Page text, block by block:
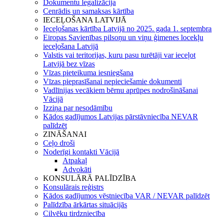
Dokumentu legalizācija
Cenrādis un samaksas kārtība
IECEĻOŠANA LATVIJĀ
Ieceļošanas kārtība Latvijā no 2025. gada 1. septembra
Eiropas Savienības pilsoņu un viņu ģimenes locekļu
ieceļošana Latvijā
Valstis vai teritorijas, kuru pasu turētāji var ieceļot
Latvijā bez vīzas
Vīzas pieteikuma iesniegšana
Vīzas pieprasīšanai nepieciešamie dokumenti
Vadlīnijas vecākiem bērnu aprūpes nodrošināšanai
Vācijā
Izziņa par nesodāmību
Kādos gadījumos Latvijas pārstāvniecība NEVAR
palīdzēt
ZINĀŠANAI
Ceļo droši
Noderīgi kontakti Vācijā
Atpakaļ
Advokāti
KONSULĀRĀ PALĪDZĪBA
Konsulārais reģistrs
Kādos gadījumos vēstniecība VAR / NEVAR palīdzēt
Palīdzība ārkārtas situācijās
Cilvēku tirdzniecība